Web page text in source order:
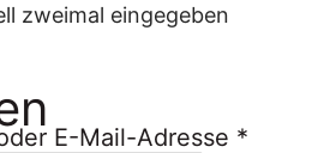
zweimal eingegeben
E-Mail-Adresse *